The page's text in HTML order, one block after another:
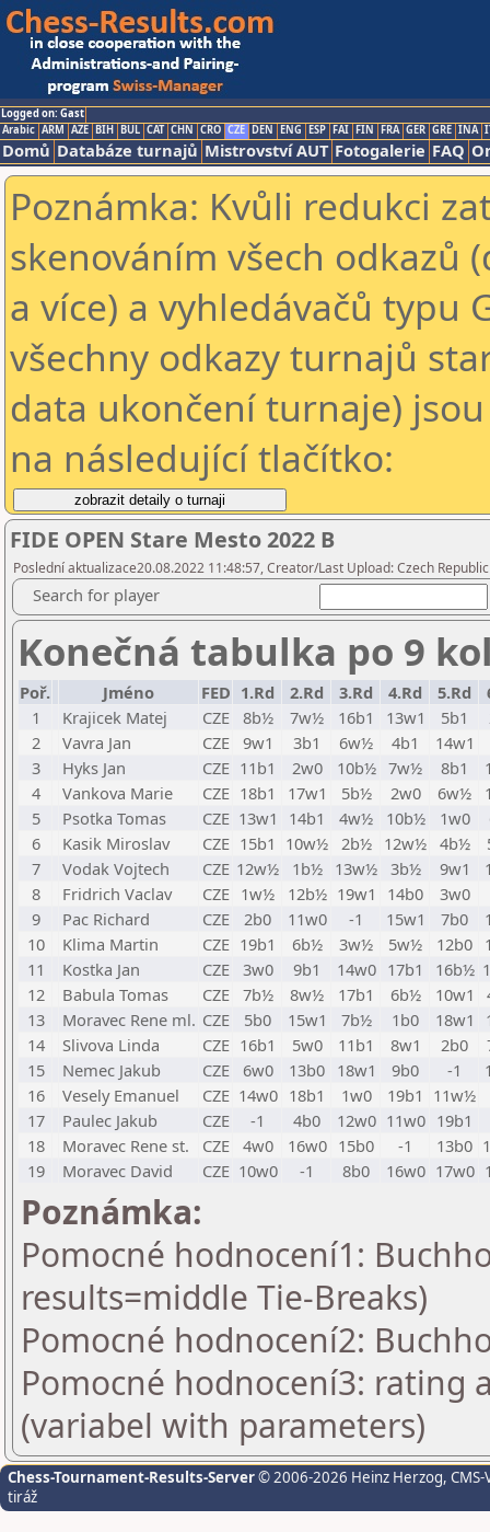
Logged on: Gast
Arabic ARM AZE BIH BUL CAT CHN CRO CZE DEN ENG ESP FAI FIN FRA GER GRE INA
Domů Databáze turnajů Mistrovství AUT Fotogalerie FAQ
Poznámka: Kvůli redukci
skenováním všech odkazů
a více) a vyhledávačů typu
všechny odkazy turnajů
data ukončení turnaje)
na následující tlačítko:
FIDE OPEN Stare Mesto 2022 B
Poslední aktualizace20.08.2022 11:48:57, Creator/Last Upload: Czech
Search for player
Konečná tabulka po 9
Poř. Jméno FED 1.Rd 2.Rd 3.Rd 4.Rd 5.Rd
1
Krajicek Matej CZE 8b½ 7w½ 16b1 13w1 5b1
2
Vavra Jan CZE 9w1 3b1 6w½ 4b1
14w1
3
Hyks Jan CZE 11b1 2w0 10b½ 7w½ 8b1
4
Vankova Marie CZE 18b1 17w1 5b½ 2w0 6w½
5
Psotka Tomas CZE 13w1 14b1 4w½ 10b½ 1w0
6
Kasik Miroslav CZE 15b1 10w½ 2b½ 12w½ 4b½
7
Vodak Vojtech CZE 12w½ 1b½ 13w½ 3b½ 9w1
8
Fridrich Vaclav CZE 1w½ 12b½ 19w1 14b0
3w0
9
Pac Richard CZE 2b0 11w0 -1 15w1 7b0
10
Klima Martin CZE 19b1 6b½ 3w½ 5w½ 12b0
11
Kostka Jan CZE 3w0 9b1 14w0 17b1 16b½
12
Babula Tomas CZE 7b½ 8w½ 17b1 6b½ 10w1
13
Moravec Rene ml. CZE 5b0 15w1 7b½ 1b0 18w1
14
Slivova Linda CZE 16b1 5w0 11b1 8w1 2b0
15
Nemec Jakub CZE 6w0 13b0 18w1 9b0 -1
16
Vesely Emanuel CZE 14w0 18b1 1w0 19b1 11w½
17
Paulec Jakub CZE -1 4b0 12w0 11w0 19b1
18
Moravec Rene st. CZE 4w0 16w0 15b0 -1 13b0
19
Moravec David CZE 10w0 -1 8b0 16w0 17w0
Poznámka:
Pomocné hodnocení1:
results=middle Tie-Breaks)
Pomocné hodnocení2:
Pomocné hodnocení3: rating
(variabel with parameters)
Chess-Tournament-Results-Server© 2006-2026 Heinz Herzog,
tiráž